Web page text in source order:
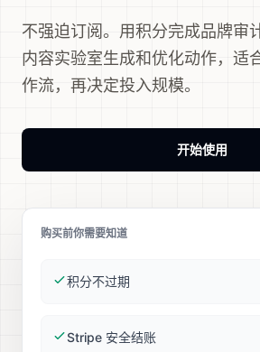
不强迫订阅。用积分完成品牌审
内容实验室生成和优化动作，适
作流，再决定投入规模。
开始使用
购买前你需要知道
积分不过期
Stripe 安全结账